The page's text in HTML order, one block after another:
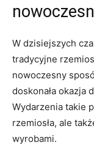
W dzisiejszych
tradycyjne
nowoczesny⁤
doskonała okazja
Wydarzenia takie
rzemiosła, ale
wyrobami.